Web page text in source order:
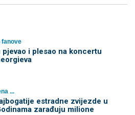
fanove
pjevao i plesao na koncertu
...
estradne zvijezde u
zarađuju milione